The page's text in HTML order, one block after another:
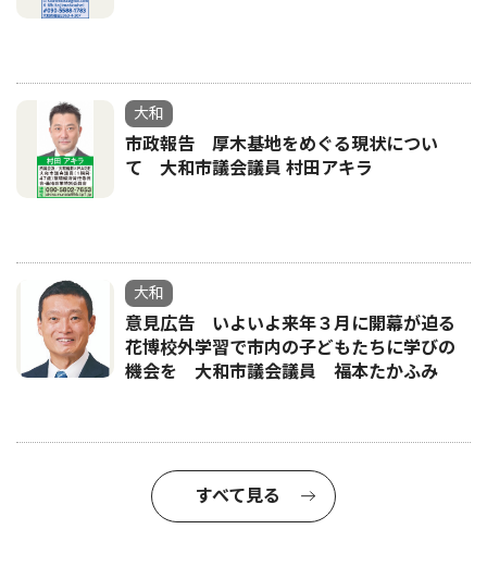
大和
市政報告 厚木基地をめぐる現状につい
て 大和市議会議員 村田アキラ
大和
意見広告 いよいよ来年３月に開幕が迫る
花博校外学習で市内の子どもたちに学びの
機会を 大和市議会議員 福本たかふみ
すべて見る